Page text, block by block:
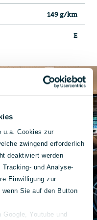
u.a. Cookies zur
zwingend erforderlich
deaktiviert werden
und Analyse-
Einwilligung zur
wenn Sie auf den Button
Google, Youtube und
149 g/km
E